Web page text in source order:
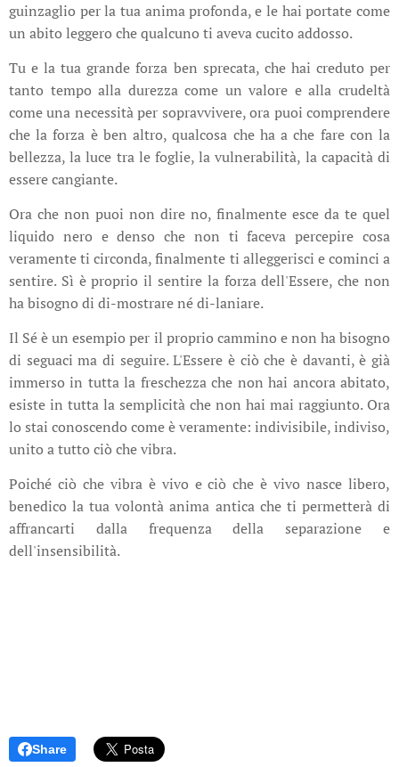
guinzaglio per la tua anima profonda, e le hai portate come
un abito leggero che qualcuno ti aveva cucito addosso.
Tu e la tua grande forza ben sprecata, che hai creduto per
tanto tempo alla durezza come un valore e alla crudeltà
come una necessità per sopravvivere, ora puoi comprendere
che la forza è ben altro, qualcosa che ha a che fare con la
bellezza, la luce tra le foglie, la vulnerabilità, la capacità di
essere cangiante.
Ora che non puoi non dire no, finalmente esce da te quel
liquido nero e denso che non ti faceva percepire cosa
veramente ti circonda, finalmente ti alleggerisci e cominci a
sentire. Sì è proprio il sentire la forza dell'Essere, che non
ha bisogno di di-mostrare né di-laniare.
Il Sé è un esempio per il proprio cammino e non ha bisogno
di seguaci ma di seguire. L'Essere è ciò che è davanti, è già
immerso in tutta la freschezza che non hai ancora abitato,
esiste in tutta la semplicità che non hai mai raggiunto. Ora
lo stai conoscendo come è veramente: indivisibile, indiviso,
unito a tutto ciò che vibra.
Poiché ciò che vibra è vivo e ciò che è vivo nasce libero,
benedico la tua volontà anima antica che ti permetterà di
affrancarti dalla frequenza della separazione e
dell'insensibilità.
Share